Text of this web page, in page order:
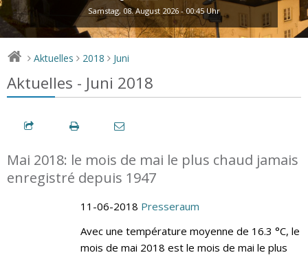
Samstag, 08. August 2026 - 00:45 Uhr
> Aktuelles > 2018 > Juni
Aktuelles - Juni 2018
Mai 2018: le mois de mai le plus chaud jamais
enregistré depuis 1947
11-06-2018 Presseraum
Avec une température moyenne de 16.3 °C, le
mois de mai 2018 est le mois de mai le plus